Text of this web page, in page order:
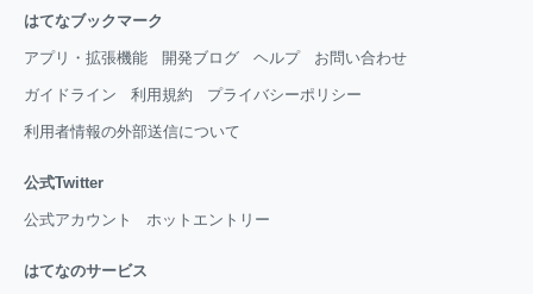
はてなブックマーク
アプリ・拡張機能 開発ブログ ヘルプ お問い合わせ
ガイドライン 利用規約 プライバシーポリシー
利用者情報の外部送信について
公式Twitter
公式アカウント ホットエントリー
はてなのサービス